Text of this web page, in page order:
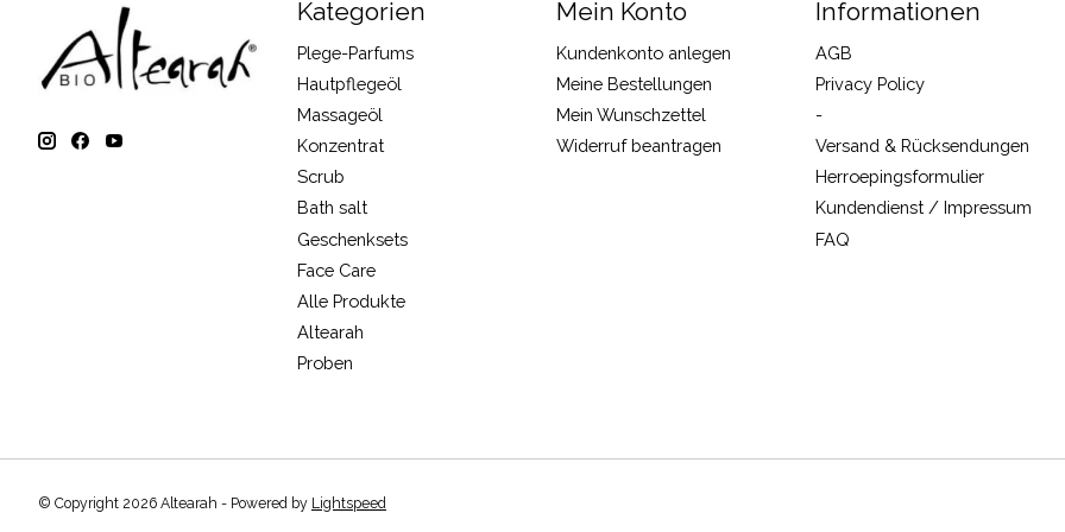
Kategorien
Plege-Parfums
Hautpflegeöl
Massageöl
Konzentrat
Scrub
Bath salt
Geschenksets
Face Care
Alle Produkte
Altearah
Proben
Mein Konto
Kundenkonto anlegen
Meine Bestellungen
Mein Wunschzettel
Widerruf beantragen
Informationen
AGB
Privacy Policy
-
Versand & Rücksendungen
Herroepingsformulier
Kundendienst / Impressum
FAQ
© Copyright 2026 Altearah - Powered by Lightspeed